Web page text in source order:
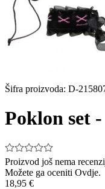
Šifra proizvoda: D-
Poklon set -
Proizvod još nema
Možete ga oceniti Ovdje.
18,95 €